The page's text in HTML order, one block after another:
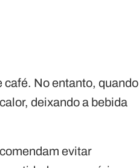
café. No entanto, quando
deixando a bebida
evitar